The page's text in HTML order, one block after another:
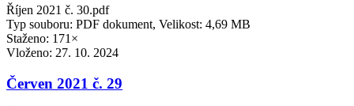
Říjen 2021 č. 30.pdf
Typ souboru: PDF dokument, Velikost: 4,69 MB
Staženo: 171×
Vloženo: 27. 10. 2024
Červen 2021 č. 29